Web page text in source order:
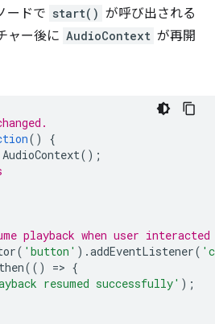
ードで start() が呼び出される
ャー後に AudioContext が再開
()
{
AudioContext();
playback when user
( 'button' ).addEventListener(
then(() => {
resumed successfully' );